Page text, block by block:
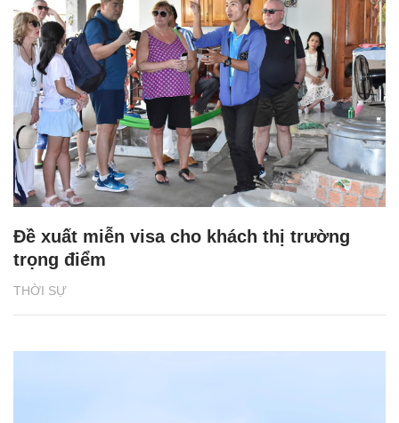
THỜI SỰ
Đề xuất miễn visa cho khách thị trường
trọng điểm